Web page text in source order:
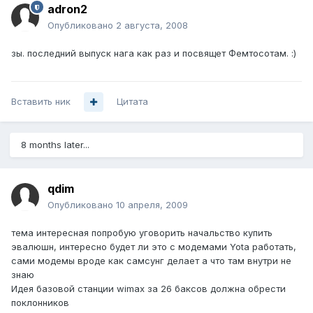
adron2
Опубликовано 2 августа, 2008
зы. последний выпуск нага как раз и посвящет Фемтосотам. :)
Вставить ник Цитата
8 months later...
qdim
Опубликовано 10 апреля, 2009
тема интересная попробую уговорить начальство купить
эвалюшн, интересно будет ли это с модемами Yota работать,
сами модемы вроде как самсунг делает а что там внутри не
знаю
Идея базовой станции wimax за 26 баксов должна обрести
поклонников